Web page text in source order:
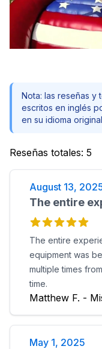
Nota: las reseñas y
escritos en inglés
en su idioma
Reseñas totales: 5
August 13,
The entire
The entire
equipment was
multiple times
time.
Matthew F. -
May 1, 2025